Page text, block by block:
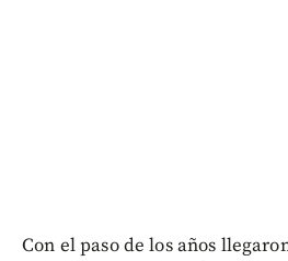
Con el paso de los años